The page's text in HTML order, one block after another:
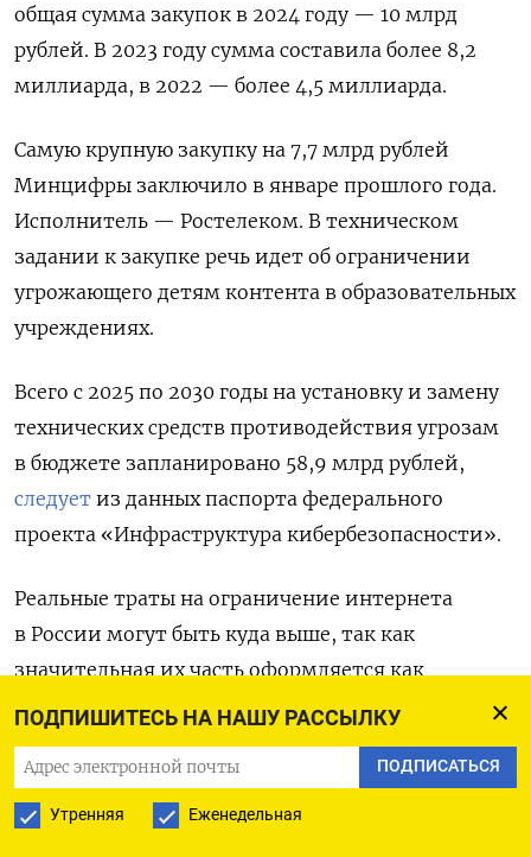
ПОДПИШИТЕСЬ НА НАШУ РАССЫЛКУ
ПОДПИСАТЬСЯ
Утренняя Еженедельная
общая сумма закупок в 2024 году — 10 млрд
рублей. В 2023 году сумма составила более 8,2
миллиарда, в 2022 — более 4,5 миллиарда.
Самую крупную закупку на 7,7 млрд рублей
Минцифры заключило в январе прошлого года.
Исполнитель — Ростелеком. В техническом
задании к закупке речь идет об ограничении
угрожающего детям контента в образовательных
учреждениях.
Всего с 2025 по 2030 годы на установку и замену
технических средств противодействия угрозам
в бюджете запланировано 58,9 млрд рублей,
следует из данных паспорта федерального
проекта «Инфраструктура кибербезопасности».
Реальные траты на ограничение интернета
в России могут быть куда выше, так как
значительная их часть оформляется как
регуляторно-инфраструктурные расходы,
Guild Саркис Дарбинян: «Многие IT-расходы,
которые на практике используются для контроля